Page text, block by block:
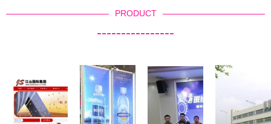
PRODUCT
----------------